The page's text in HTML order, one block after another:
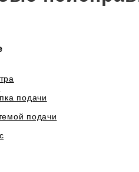
подачи
подачи